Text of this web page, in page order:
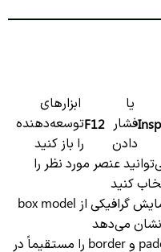
یا
فشار
دادن
F12
ابزارهای
توسعه‌دهنده
را باز کنید
عنصر مورد نظر را
کنید
نمایش گرافیکی از box model
نشان می‌دهد
می‌توانید مقادیر padding، margin و border را مستقیماً در